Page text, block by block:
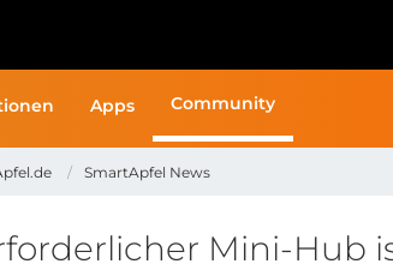
Apps Community
SmartApfel News
Mini-Hub